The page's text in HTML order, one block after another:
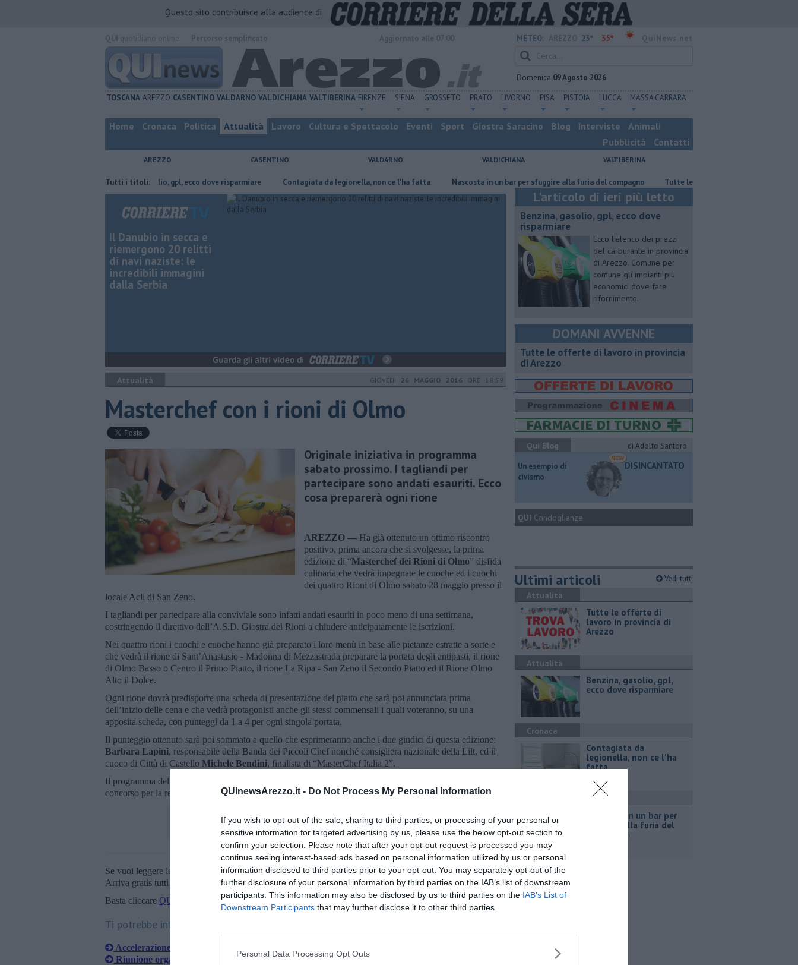
QUInewsArezzo.it - Do Not Process My Personal Information
If you wish to opt-out of the sale, sharing to third parties, or processing of your personal or
sensitive information for targeted advertising by us, please use the below opt-out section to
confirm your selection. Please note that after your opt-out request is processed you may
continue seeing interest-based ads based on personal information utilized by us or personal
information disclosed to third parties prior to your opt-out. You may separately opt-out of the
further disclosure of your personal information by third parties on the IAB’s list of downstream
participants. This information may also be disclosed by us to third parties on the IAB’s List of
Downstream Participants that may further disclose it to other third parties.
Personal Data Processing Opt Outs
Questo sito contribuisce alla audience di
METEO: 23° 35°
Domenica 09 Agosto 2026
TOSCANA AREZZO CASENTINO VALDARNO VALDICHIANA VALTIBERINA FIRENZE SIENA GROSSETO PRATO LIVORNO PISA PISTOIA LUCCA MASSA CARRARA
Home Cronaca Politica Attualità Lavoro Cultura e Spettacolo Eventi Sport Giostra Saracino Blog Interviste
Animali
Pubblicità
Contatti
AREZZO CASENTINO VALDARNO VALDICHIANA VALTIBERINA
Tutti i titoli:
​Benzina, gasolio, gpl, ecco dove risparmiare Contagiata da legionella, non ce l'ha fatta Nascosta in un bar per sfuggire alla furia del compagno ​Tutte le offerte di lavoro in provincia di
Il Danubio in secca e
riemergono 20 relitti
di navi naziste: le
incredibili immagini
dalla Serbia
Attualità GIOVEDÌ 26 MAGGIO 2016 ORE 18:59
Masterchef con i rioni di Olmo
Originale iniziativa in programma
sabato prossimo. I tagliandi per
partecipare sono andati esauriti. Ecco
cosa preparerà ogni rione
AREZZO — Ha già ottenuto un ottimo riscontro
positivo, prima ancora che si svolgesse, la prima
edizione di “Masterchef dei Rioni di Olmo” disfida
culinaria che vedrà impegnate le cuoche ed i cuochi
dei quattro Rioni di Olmo sabato 28 maggio presso il
locale Acli di San Zeno.
I tagliandi per partecipare alla conviviale sono infatti andati esauriti in poco meno di una settimana,
costringendo il direttivo dell’A.S.D. Giostra dei Rioni a chiudere anticipatamente le iscrizioni.
Nei quattro rioni i cuochi e cuoche hanno già preparato i loro menù in base alle pietanze estratte a sorte e
che vedrà il rione di Sant’Anastasio - Madonna di Mezzastrada preparare la portata degli antipasti, il rione
di Olmo Basso o Centro il Primo Piatto, il rione La Ripa - San Zeno il Secondo Piatto ed il Rione Olmo
Alto il Dolce.
Ogni rione dovrà predisporre una scheda di presentazione del piatto che sarà poi annunciata prima
dell’inizio delle cena e che vedrà protagonisti anche gli stessi commensali i quali voteranno, su una
apposita scheda, con punteggi da 1 a 4 per ogni singola portata.
Il punteggio ottenuto sarà poi sommato a quello che esprimeranno anche i due giudici di questa edizione:
Barbara Lapini, responsabile della Banda dei Piccoli Chef nonché consigliera nazionale della Lilt, ed il
cuoco di Città di Castello Michele Bendini, finalista di “MasterChef Italia 2”.
Il programma della serata sarà inoltre arricchito dalla presentazione dei quattro bozzetti più votati del
concorso per la realizzazione degli stemmi dei rioni alla presenza degli artisti che vi hanno partecipato.
Se vuoi leggere le notizie principali della Toscana iscriviti allaNewsletter QUInews - ToscanaMedia.
Arriva gratis tutti i giorni alle 20:00 direttamente nella tua casella di posta.
Basta cliccare QUI
Ti potrebbe interessare anche:
Accelerazione per la Due Mari
Riunione organizzativa della Giostra dei Rioni
L'articolo di ieri più letto
​Benzina, gasolio, gpl, ecco dove
risparmiare
Ecco l'elenco dei prezzi
del carburante in provincia
di Arezzo. Comune per
comune gli impianti più
economici dove fare
rifornimento.
DOMANI AVVENNE
​Tutte le offerte di lavoro in provincia
di Arezzo
Qui Blog
di Adolfo Santoro
​Un esempio di
civismo
DISINCANTATO
QUI Condoglianze
Ultimi articoli Vedi tutti
Attualità
​Tutte le offerte di
lavoro in provincia di
Arezzo
Attualità
​Benzina, gasolio, gpl,
ecco dove risparmiare
Cronaca
Contagiata da
legionella, non ce l'ha
fatta
Nascosta in un bar per
sfuggire alla furia del
compagno